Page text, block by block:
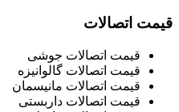
قیمت اتصالات
قیمت اتصالات جوشی
قیمت اتصالات گالوانیزه
قیمت اتصالات مانیسمان
قیمت اتصالات داربستی